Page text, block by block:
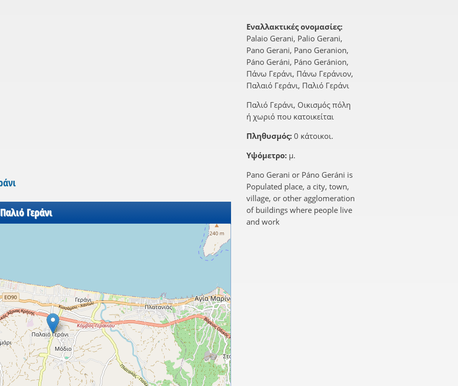
Γεράνι
Εναλλακτικές ονομασίες:
Palaio Gerani, Palio Gerani,
Pano Gerani, Pano Geranion,
Páno Geráni, Páno Geránion,
Πάνω Γεράνι, Πάνω Γεράνιον,
Παλαιό Γεράνι, Παλιό Γεράνι
Παλιό Γεράνι, Οικισμός πόλη
ή χωριό που κατοικείται
Πληθυσμός: 0 κάτοικοι.
Υψόμετρο: μ.
Pano Gerani or Páno Geráni is
Populated place, a city, town,
village, or other agglomeration
of buildings where people live
and work